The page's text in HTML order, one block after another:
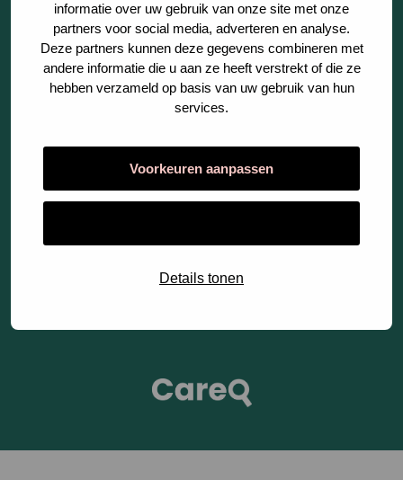
informatie over uw gebruik van onze site met onze
partners voor social media, adverteren en analyse.
Deze partners kunnen deze gegevens combineren met
andere informatie die u aan ze heeft verstrekt of die ze
hebben verzameld op basis van uw gebruik van hun
services.
Voorkeuren aanpassen
Details tonen
Kennisbank
Regionale samenwerking
Privacy Statement
Algemene Voorwaarden
CareQ
link